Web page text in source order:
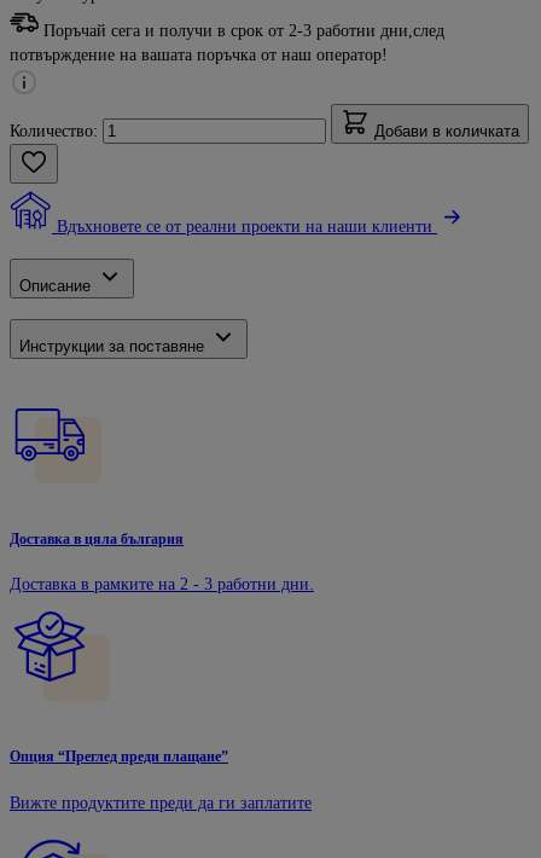
Поръчай сега и получи в срок от 2-3 работни дни,след
потвърждение на вашата поръчка от наш оператор!
Количество: Добави в количката
Вдъхновете се от реални проекти на наши клиенти
Описание
Инструкции за поставяне
Доставка в цяла българия
Доставка в рамките на 2 - 3 работни дни.
Опция “Преглед преди плащане”
Вижте продуктите преди да ги заплатите